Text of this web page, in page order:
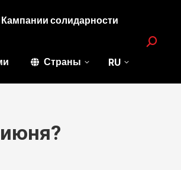
Кампании солидарности
Страны RU
Search: